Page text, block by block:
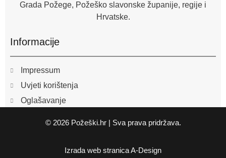
Grada Požege, Požeško slavonske županije, regije i
Hrvatske.
Informacije
Impressum
Uvjeti korištenja
Oglašavanje
© 2026 Požeški.hr | Sva prava pridržava.
Izrada web stranicaA-Design